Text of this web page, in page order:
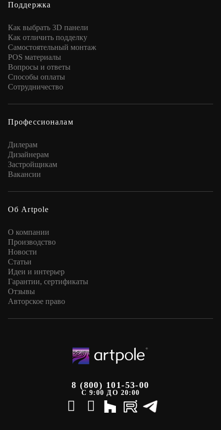
Поддержка
Как выбрать 3D панели
Как отличить подделку
Самостоятельный монтаж
POS материалы
Вопросы и ответы
Способы оплаты
Сотрудничество
Профессионалам
Дилерам
Дизайнерам
Застройщикам
Вакансии
Об Artpole
О компании
Производство
Новости
Статьи
Идеи и интерьер
Гарантии, сертификаты
Отзывы
Авторское право
8 (800) 101-53-00
С 9:00 ДО 20:00